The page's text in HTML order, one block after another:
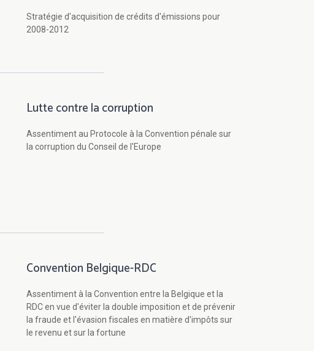
Stratégie d'acquisition de crédits d'émissions pour
2008-2012
Lutte contre la corruption
Assentiment au Protocole à la Convention pénale sur
la corruption du Conseil de l'Europe
Convention Belgique-RDC
Assentiment à la Convention entre la Belgique et la
RDC en vue d'éviter la double imposition et de prévenir
la fraude et l'évasion fiscales en matière d'impôts sur
le revenu et sur la fortune